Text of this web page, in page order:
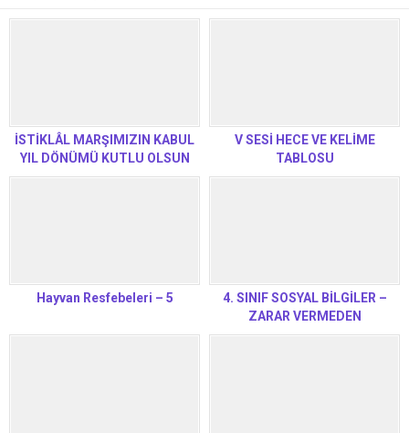
İSTİKLÂL MARŞIMIZIN KABUL
YIL DÖNÜMÜ KUTLU OLSUN
V SESİ HECE VE KELİME
TABLOSU
Hayvan Resfebeleri – 5
4. SINIF SOSYAL BİLGİLER –
ZARAR VERMEDEN
KULLANALIM